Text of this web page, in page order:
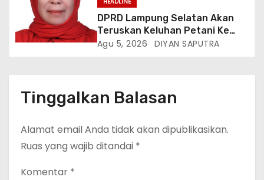
DPRD Lampung Selatan Akan
Teruskan Keluhan Petani Ke
Dinas Terkait, Minta Audit
Agu 5, 2026 DIYAN SAPUTRA
Tinggalkan Balasan
Alamat email Anda tidak akan dipublikasikan.
Ruas yang wajib ditandai *
Komentar *